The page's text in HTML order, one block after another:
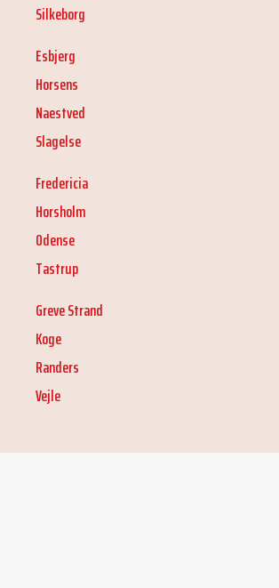
Silkeborg
Esbjerg
Horsens
Naestved
Slagelse
Fredericia
Horsholm
Odense
Tastrup
Greve Strand
Koge
Randers
Vejle